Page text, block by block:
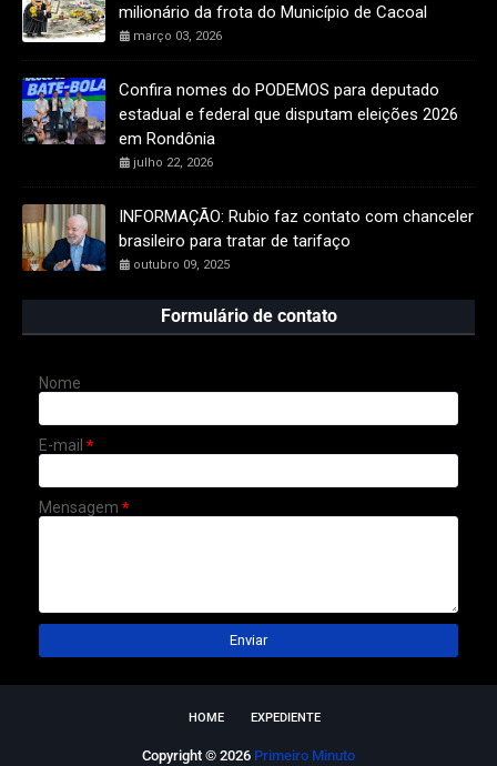
milionário da frota do Município de Cacoal
março 03, 2026
Confira nomes do PODEMOS para deputado
estadual e federal que disputam eleições 2026
em Rondônia
julho 22, 2026
INFORMAÇÃO: Rubio faz contato com chanceler
brasileiro para tratar de tarifaço
outubro 09, 2025
Formulário de contato
Nome
E-mail *
Mensagem *
HOME EXPEDIENTE
Copyright © 2026 Primeiro Minuto